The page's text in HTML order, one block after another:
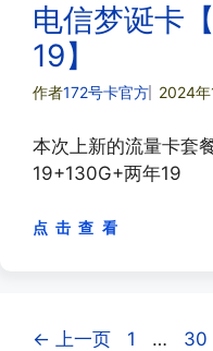
电信梦诞卡
19】
作者172号卡官方 2024年
本次上新的流量卡套
19+130G+两年19
点 击 查 看
← 上一页
页
1 …
页
30